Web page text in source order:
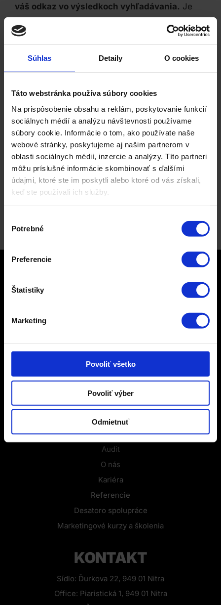
Súhlas Detaily O cookies
Táto webstránka používa súbory cookies
Na prispôsobenie obsahu a reklám, poskytovanie funkcií
sociálnych médií a analýzu návštevnosti používame
súbory cookie. Informácie o tom, ako používate naše
webové stránky, poskytujeme aj našim partnerom v
oblasti sociálnych médií, inzercie a analýzy. Títo partneri
môžu príslušné informácie skombinovať s ďalšími
údajmi, ktoré ste im poskytli alebo ktoré od vás získali,
keď ste používali ich služby.
súhlasu
Potrebné
Preferencie
Štatistiky
Marketing
Povoliť všetko
Povoliť výber
Odmietnuť
Zdieľaj
váš odkaz vo výsledkoch vyhľadávania. Je
informatívny a obsahoval relevantné kľúčové
< SPÄŤ NA SLOVNÍK
Lead marketing
B2B marketing
Ďalšie služby
OD NÁS PRE VÁS
Blog
Audit
O nás
Kariéra
Referencie
Desatoro spolupráce
Marketingové kurzy a školenia
KONTAKT
Sídlo: Ďurkova 22, 949 01 Nitra
Office: Piaristická 1, 949 01 Nitra